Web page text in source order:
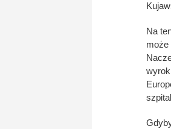
Na
może